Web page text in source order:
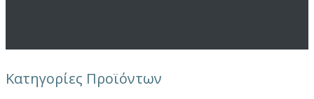
Κατηγορίες Προϊόντων